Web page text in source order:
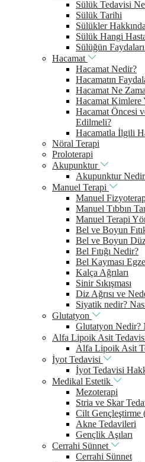
Sülük Tedavisi
Sülük Tarihi
Sülükler Hakkında
Sülük Hangi
Sülüğün
Hacamat
Hacamat Nedir?
Hacamatın
Hacamat Ne
Hacamat Kimlere
Hacamat Öncesi
Edilmeli?
Hacamatla İlgili
Nöral Terapi
Proloterapi
Akupunktur
Akupunktur
Manuel Terapi
Manuel
Manuel Tıbbın
Manuel Terapi
Bel ve Boyun
Bel ve Boyun
Bel Fıtığı Nedir?
Bel Kayması
Kalça Ağrıları
Sinir Sıkışması
Diz Ağrısı ve
Siyatik nedir?
Glutatyon
Glutatyon Nedir?
Alfa Lipoik Asit
Alfa Lipoik Asit
İyot Tedavisi
İyot Tedavisi
Medikal Estetik
Mezoterapi
Stria ve Skar
Cilt
Akne Tedavileri
Gençlik Aşıları
Cerrahi Sünnet
Cerrahi Sünnet